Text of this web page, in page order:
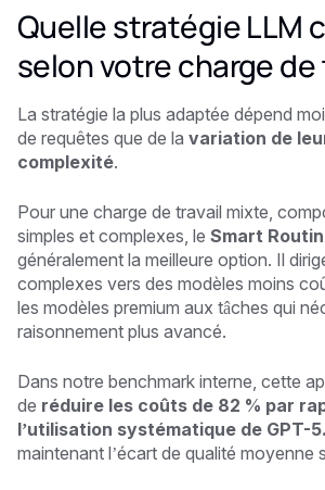
Quelle stratégie LLM
selon votre charge de
La stratégie la plus adaptée dépend
de requêtes que de la variation de
complexité.
Pour une charge de travail mixte,
simples et complexes, le Smart
généralement la meilleure option. Il
complexes vers des modèles moins
les modèles premium aux tâches qui
raisonnement plus avancé.
Dans notre benchmark interne, cette
de réduire les coûts de 82 % par
l’utilisation systématique de GPT-
maintenant l’écart de qualité moyenne